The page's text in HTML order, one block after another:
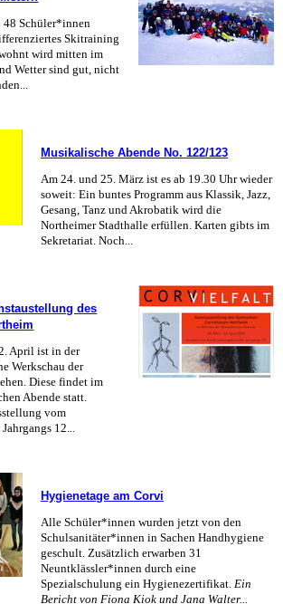
48 Schüler*innen
Skitraining
wird mitten im
Wetter sind gut, nicht
Musikalische Abende No. 122/123
Am 24. und 25. März ist es ab 19.30 Uhr wieder
soweit: Ein buntes Programm aus Klassik, Jazz,
Gesang, Tanz und Akrobatik wird die
Northeimer Stadthalle erfüllen. Karten gibts im
Sekretariat. Noch...
des
April ist in der
Werkschau der
Diese findet im
Abende statt.
vom
12...
Hygienetage am Corvi
Alle Schüler*innen wurden jetzt von den
Schulsanitäter*innen in Sachen Handhygiene
geschult. Zusätzlich erwarben 31
Neuntklässler*innen durch eine
Spezialschulung ein Hygienezertifikat. Ein
Bericht von Fiona Kiok und Jana Walter...